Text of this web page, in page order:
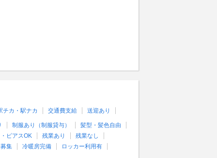
チカ・駅ナカ 交通費支給 送迎あり
制服あり（制服貸与）
髪型・髪色自由
ピアスOK
残業あり
残業なし
集
冷暖房完備 ロッカー利用有